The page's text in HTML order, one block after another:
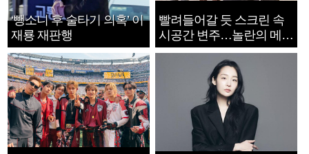
‘뺑소니 후 술타기 의혹’ 이
재룡 재판행
빨려들어갈 듯 스크린 속
시공간 변주…놀란의 메시
지는 ‘전쟁 속죄’